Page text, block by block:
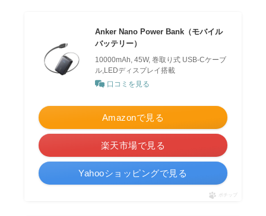
Anker Nano Power Bank（モバイル
バッテリー）
10000mAh, 45W, 巻取り式 USB-Cケーブ
ル,LEDディスプレイ搭載
口コミを見る
Amazonで見る
楽天市場で見る
Yahooショッピングで見る
ポチップ